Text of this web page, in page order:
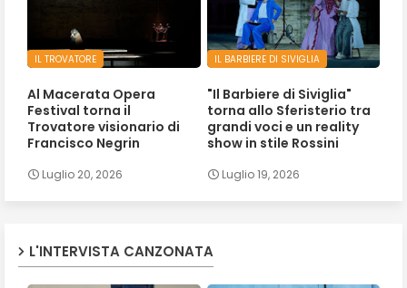
IL TROVATORE
Al Macerata Opera
Festival torna il
Trovatore visionario di
Francisco Negrin
Luglio 20, 2026
IL BARBIERE DI SIVIGLIA
"Il Barbiere di Siviglia"
torna allo Sferisterio tra
grandi voci e un reality
show in stile Rossini
Luglio 19, 2026
L'INTERVISTA CANZONATA